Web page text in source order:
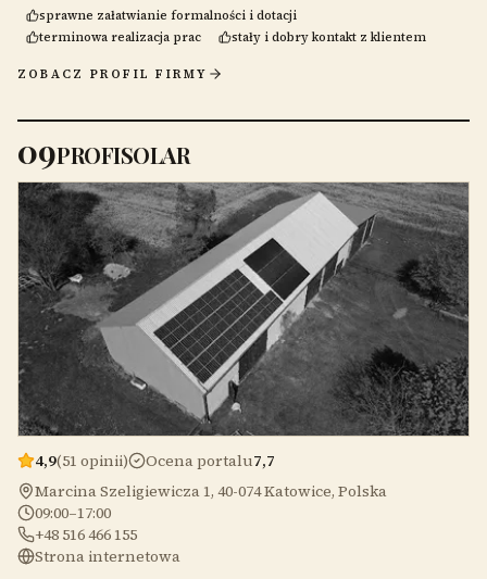
sprawne załatwianie formalności i dotacji
terminowa realizacja prac
stały i dobry kontakt z klientem
ZOBACZ PROFIL FIRMY
09PROFISOLAR
4,9(51 opinii) Ocena portalu7,7
Marcina Szeligiewicza 1, 40-074 Katowice, Polska
09:00–17:00
+48 516 466 155
Strona internetowa